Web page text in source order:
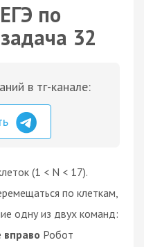
по
32
в тг-канале:
(1 < N < 17).
по клеткам,
одну из двух команд:
вправо Робот